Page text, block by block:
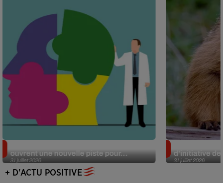
31 juillet 2026
ouvrent une nouvelle piste pour...
31 juillet 2026
d’initiative
+ D'ACTU POSITIVE